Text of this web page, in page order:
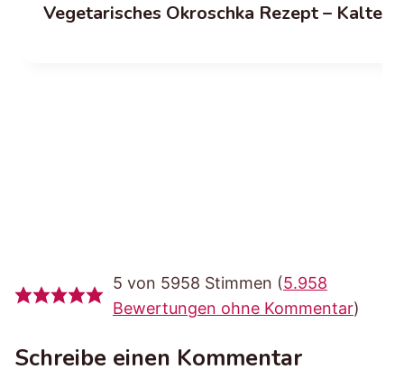
Vegetarisches Okroschka Rezept – Kalte
5 von 5958 Stimmen (5.958
Bewertungen ohne Kommentar)
Schreibe einen Kommentar